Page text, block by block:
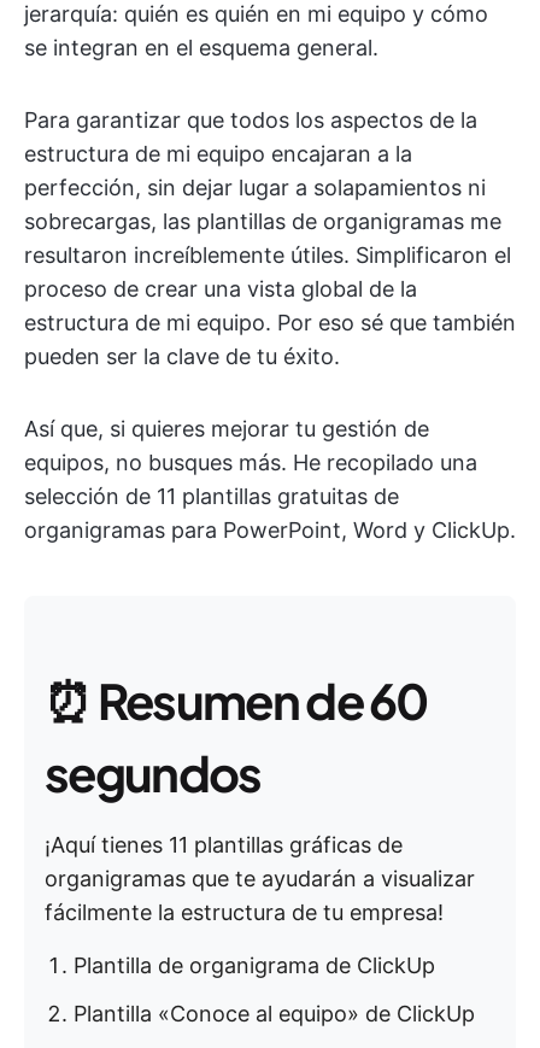
jerarquía: quién es quién en mi equipo y cómo
se integran en el esquema general.
Para garantizar que todos los aspectos de la
estructura de mi equipo encajaran a la
perfección, sin dejar lugar a solapamientos ni
sobrecargas, las plantillas de organigramas me
resultaron increíblemente útiles. Simplificaron el
proceso de crear una vista global de la
estructura de mi equipo. Por eso sé que también
pueden ser la clave de tu éxito.
Así que, si quieres mejorar tu gestión de
equipos, no busques más. He recopilado una
selección de 11 plantillas gratuitas de
organigramas para PowerPoint, Word y ClickUp.
⏰ Resumen de 60
segundos
¡Aquí tienes 11 plantillas gráficas de
organigramas que te ayudarán a visualizar
fácilmente la estructura de tu empresa!
Plantilla de organigrama de ClickUp
Plantilla «Conoce al equipo» de ClickUp